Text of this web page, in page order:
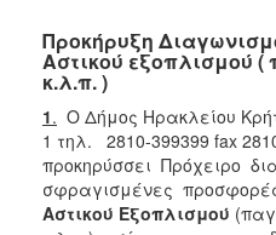
2023
2022
2021
2020
2019
Προκήρυξη
Αστικού εξοπλισμού
κ.λ.π. )
1. Ο Δήμος Ηρακλείου
1 τηλ. 2810-399399 fax
προκηρύσσει Πρόχειρο
σφραγισμένες
Αστικού Εξοπλισμού